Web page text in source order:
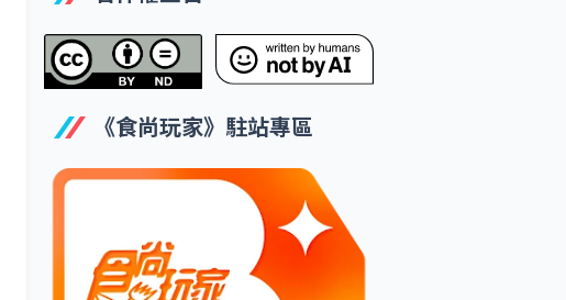
《食尚玩家》駐站專區